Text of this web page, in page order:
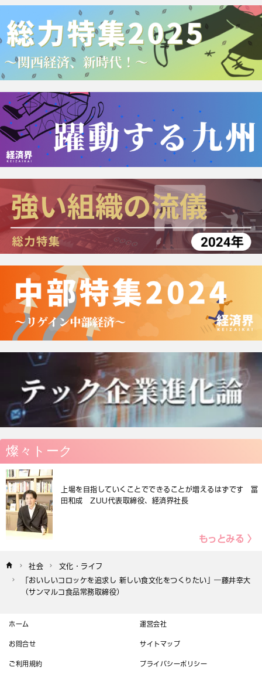
燦々トーク
上場を目指していくことでできることが増えるはずです 冨
田和成 ZUU代表取締役、経済界社長
もっとみる 〉
社会
文化・ライフ
「おいしいコロッケを追求し 新しい食文化をつくりたい」―藤井幸大
（サンマルコ食品常務取締役）
ホーム 運営会社
お問合せ サイトマップ
ご利用規約 プライバシーポリシー